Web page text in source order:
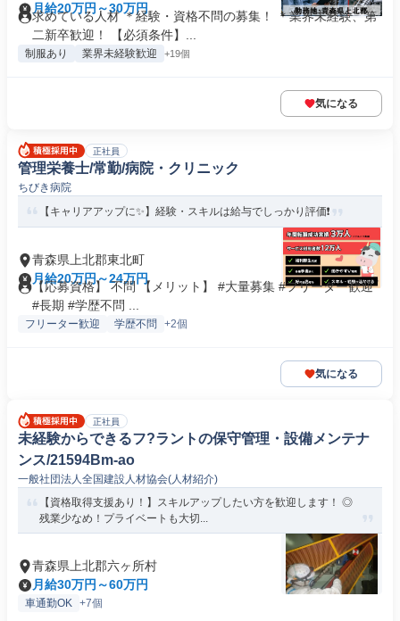
月給20万円～30万円
求めている人材 ＊経験・資格不問の募集！ ＊業界未経験、第
二新卒歓迎！ 【必須条件】...
制服あり 業界未経験歓迎 +19個
気になる
正社員
管理栄養士/常勤/病院・クリニック
ちびき病院
【キャリアアップに✨】経験・スキルは給与でしっかり評価❗️
青森県上北郡東北町
月給20万円～24万円
【応募資格】 不問 【メリット】 #大量募集 #フリーター歓迎
#長期 #学歴不問 ...
フリーター歓迎 学歴不問 +2個
気になる
正社員
未経験からできるフ?ラントの保守管理・設備メンテナ
ンス/21594Bm-ao
一般社団法人全国建設人材協会(人材紹介)
【資格取得支援あり！】スキルアップしたい方を歓迎します！ ◎
残業少なめ！プライベートも大切...
青森県上北郡六ヶ所村
月給30万円～60万円
車通勤OK +7個